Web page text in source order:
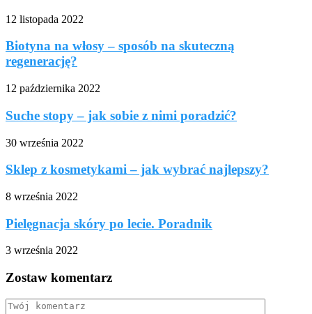
12 listopada 2022
Biotyna na włosy – sposób na skuteczną
regenerację?
12 października 2022
Suche stopy – jak sobie z nimi poradzić?
30 września 2022
Sklep z kosmetykami – jak wybrać najlepszy?
8 września 2022
Pielęgnacja skóry po lecie. Poradnik
3 września 2022
Zostaw komentarz